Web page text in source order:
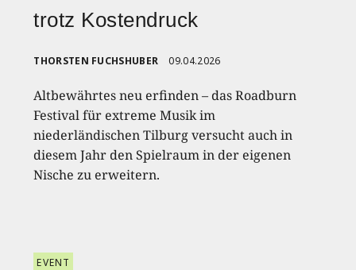
trotz Kostendruck
THORSTEN FUCHSHUBER 09.04.2026
Altbewährtes neu erfinden – das Roadburn
Festival für extreme Musik im
niederländischen Tilburg versucht auch in
diesem Jahr den Spielraum in der eigenen
Nische zu erweitern.
EVENT